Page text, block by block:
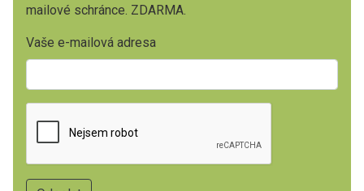
mailové schránce. ZDARMA.
Vaše e-mailová adresa